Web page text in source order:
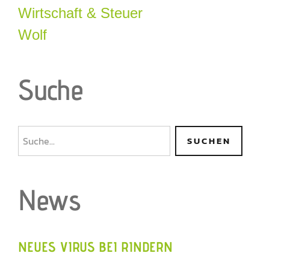
Wirtschaft & Steuer
Wolf
Suche
News
NEUES VIRUS BEI RINDERN